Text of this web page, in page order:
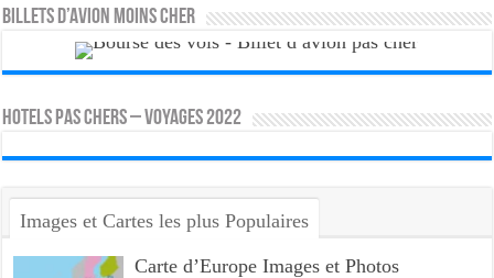
Billets d’avion moins cher
HOTELS PAS CHERS – VOYAGES 2022
Images et Cartes les plus Populaires
Carte d’Europe Images et Photos